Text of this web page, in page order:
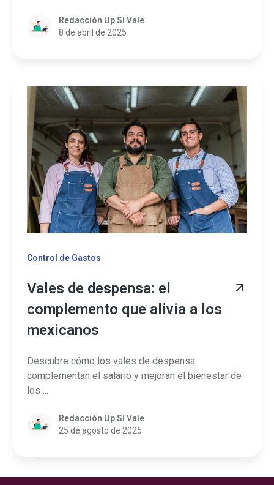
Redacción Up Sí Vale
8 de abril de 2025
Control de Gastos
Vales de despensa: el
complemento que alivia a los
mexicanos
Descubre cómo los vales de despensa
complementan el salario y mejoran el bienestar de
los ...
Redacción Up Sí Vale
25 de agosto de 2025